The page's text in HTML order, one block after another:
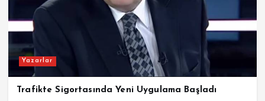
Yazarlar
Trafikte Sigortasında Yeni Uygulama Başladı